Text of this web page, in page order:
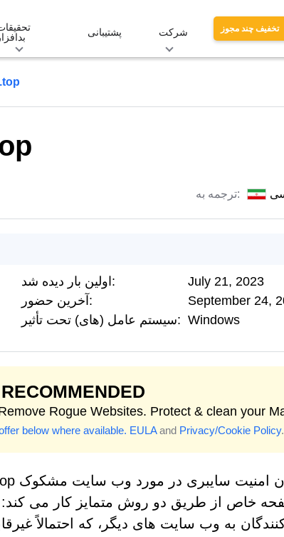
بدافزار
پشتیبانی شرکت تخفیف چند مجوز
ترجمه به:
اولین بار دیده شد:
July 21, 2023
آخرین حضور:
September 24,
سیستم عامل (های) تحت تأثیر: Windows
Rogue Websites. Protect & clean your
below where available. EULAand Privacy/Cookie Policy.
خاص از طریق دو روش متمایز کار می کند:
به وب سایت های دیگر، که احتمالاً